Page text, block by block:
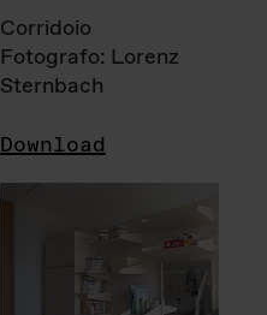
Corridoio
Fotografo: Lorenz
Sternbach
Download